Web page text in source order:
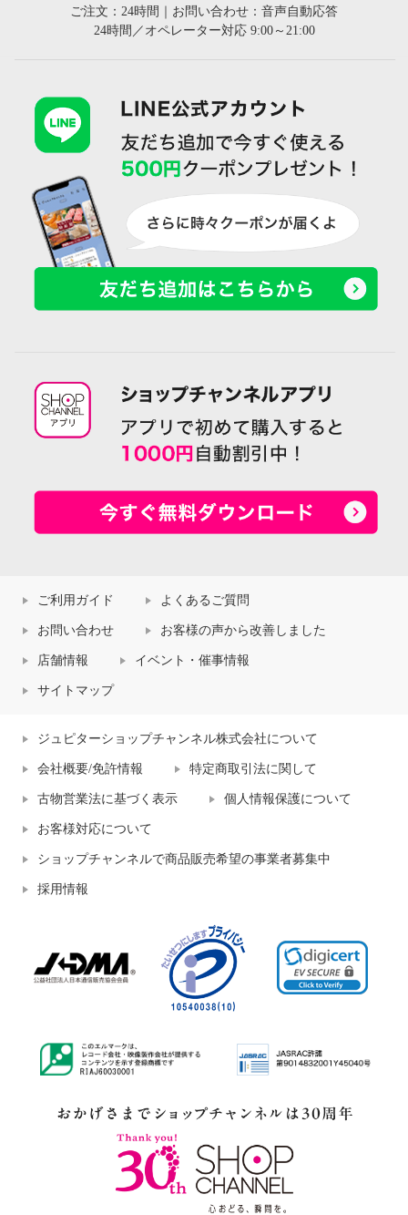
ご注文：24時間｜お問い合わせ：音声自動応答
24時間／オペレーター対応 9:00～21:00
ご利用ガイド よくあるご質問
お問い合わせ お客様の声から改善しました
店舗情報 イベント・催事情報
サイトマップ
ジュピターショップチャンネル株式会社について
会社概要/免許情報 特定商取引法に関して
古物営業法に基づく表示 個人情報保護について
お客様対応について
ショップチャンネルで商品販売希望の事業者募集中
採用情報